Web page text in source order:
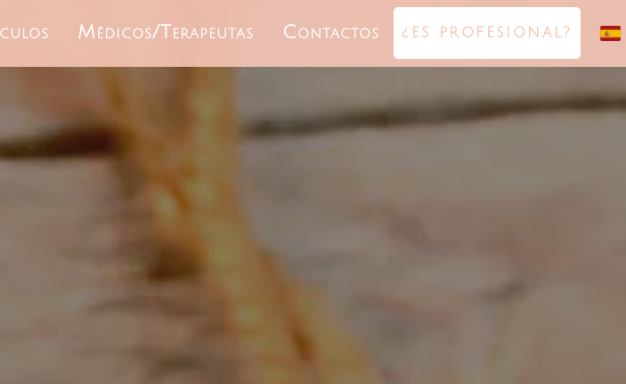
Médicos/Terapeutas Contactos ¿ES PROFESIONAL?